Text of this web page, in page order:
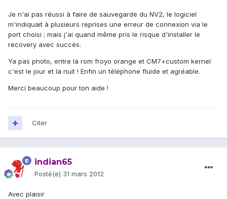
Je n'ai pas réussi à faire de sauvegarde du NV2, le logiciel
m'indiquait à plusieurs reprises une erreur de connexion via le
port choisi ; mais j'ai quand même pris le risque d'installer le
recovery avec succès.
Ya pas photo, entre la rom froyo orange et CM7+custom kernel
c'est le jour et la nuit ! Enfin un téléphone fluide et agréable.
Merci beaucoup pour ton aide !
Citer
indian65
Posté(e) 31 mars 2012
Avec plaisir